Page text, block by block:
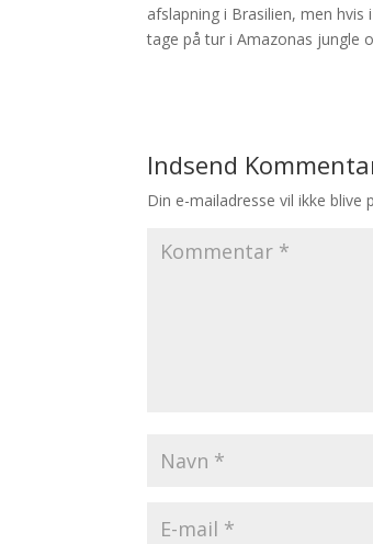
afslapning i Brasilien, men
tage på tur i Amazonas jungle
Indsend
Din e-mailadresse vil ikke blive